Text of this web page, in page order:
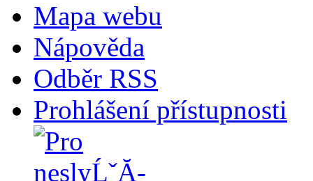
Mapa webu
Nápověda
Odběr RSS
Prohlášení přístupnosti